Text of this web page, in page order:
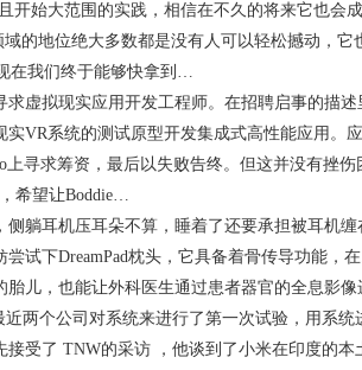
开始大范围的实践，相信在不久的将来它也会
的地位绝大多数都是没有人可以轻松撼动，它
在我们终于能够快拿到…
拟现实应用开发工程师。在招聘启事的描述
VR系统的测试原型开发集成式高性能应用。
寻求筹资，最后以失败告终。但这并没有挫伤
希望让Boddie…
耳机压耳朵不算，睡着了还要承担被耳机缠
试下DreamPad枕头，它具备着骨传导功能，
，也能让外科医生通过患者器官的全息影像
近两个公司对系统来进行了第一次试验，用系
受了 TNW的采访 ，他谈到了小米在印度的本